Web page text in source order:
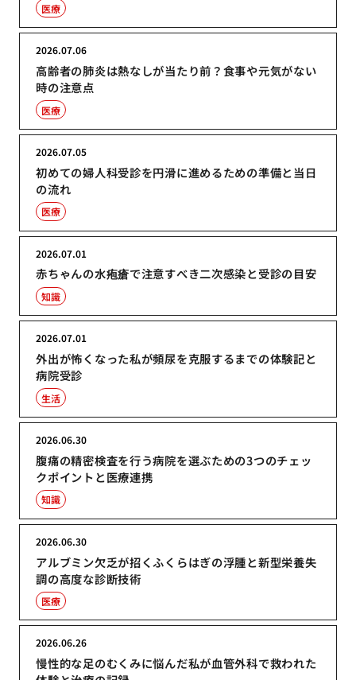
医療
高齢者の肺炎は熱なしが当たり前？食事や元気がない
時の注意点
2026.07.06
医療
初めての婦人科受診を円滑に進めるための準備と当日
の流れ
2026.07.05
医療
赤ちゃんの水疱瘡で注意すべき二次感染と受診の目安
2026.07.01
知識
外出が怖くなった私が頻尿を克服するまでの体験記と
病院受診
2026.07.01
生活
腹痛の精密検査を行う病院を選ぶための3つのチェッ
クポイントと医療連携
2026.06.30
知識
アルブミン欠乏が招くふくらはぎの浮腫と新型栄養失
調の高度な診断技術
2026.06.30
医療
慢性的な足のむくみに悩んだ私が血管外科で救われた
2026.06.26